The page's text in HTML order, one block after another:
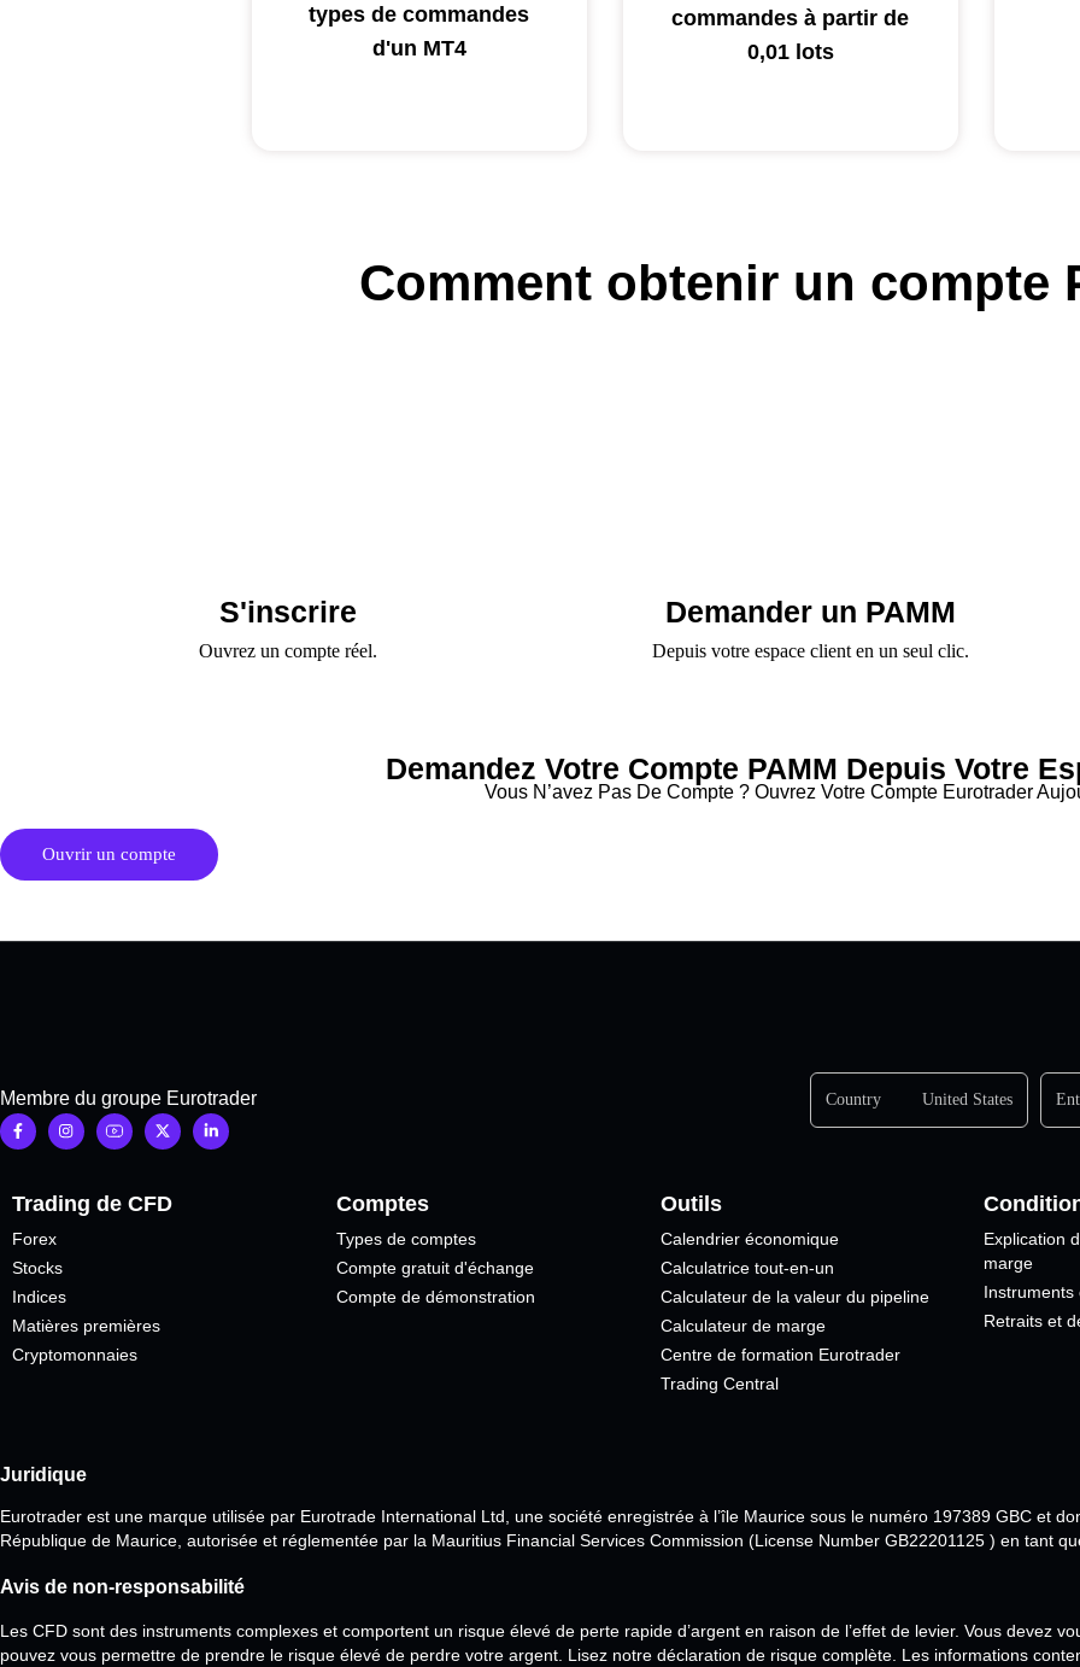
types de commandes
d'un MT4
commandes à partir de
0,01 lots
Comment obtenir un compte
S'inscrire
Ouvrez un compte réel.
Demander un PAMM
Depuis votre espace client en un seul clic.
Demandez Votre Compte PAMM Depuis Votre
Vous N’avez Pas De Compte ? Ouvrez Votre Compte Eurotrader
Ouvrir un compte
Membre du groupe Eurotrader Country United States
Trading de CFD
Forex
Stocks
Indices
Matières premières
Cryptomonnaies
Comptes
Types de comptes
Compte gratuit d'échange
Compte de démonstration
Outils
Calendrier économique
Calculatrice tout-en-un
Calculateur de la valeur du pipeline
Calculateur de marge
Centre de formation Eurotrader
Trading Central
Explication
marge
Instruments
Retraits et
Juridique
Eurotrader est une marque utilisée par Eurotrade International Ltd, une société enregistrée à l’île Maurice sous le numéro 197389 GBC et
République de Maurice, autorisée et réglementée par la Mauritius Financial Services Commission (License Number GB22201125 ) en tant
Avis de non-responsabilité
Les CFD sont des instruments complexes et comportent un risque élevé de perte rapide d’argent en raison de l’effet de levier. Vous devez
pouvez vous permettre de prendre le risque élevé de perdre votre argent. Lisez notre déclaration de risque complète. Les informations